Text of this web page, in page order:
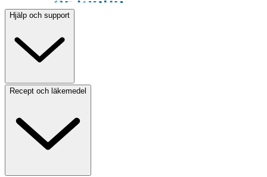
Hjälp och support
Recept och läkemedel